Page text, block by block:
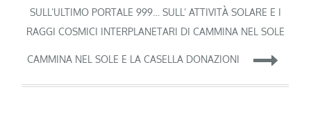
articoli
SULL’ULTIMO PORTALE 999… SULL’ ATTIVITÀ SOLARE E I
RAGGI COSMICI INTERPLANETARI DI CAMMINA NEL SOLE
CAMMINA NEL SOLE E LA CASELLA DONAZIONI